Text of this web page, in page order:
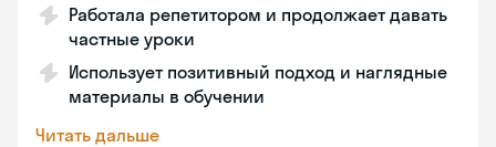
Работала репетитором и продолжает давать
частные уроки
Использует позитивный подход и наглядные
материалы в обучении
Читать дальше